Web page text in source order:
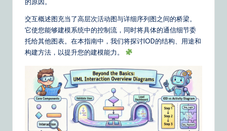
d
C
交互概述图充当了高层次活动图与详细序列图之间的桥梁。
它使您能够建模系统中的控制流，同时将具体的通信细节委
托给其他图表。在本指南中，我们将探讨IOD的结构、用途和
构建方法，以提升您的建模能力。